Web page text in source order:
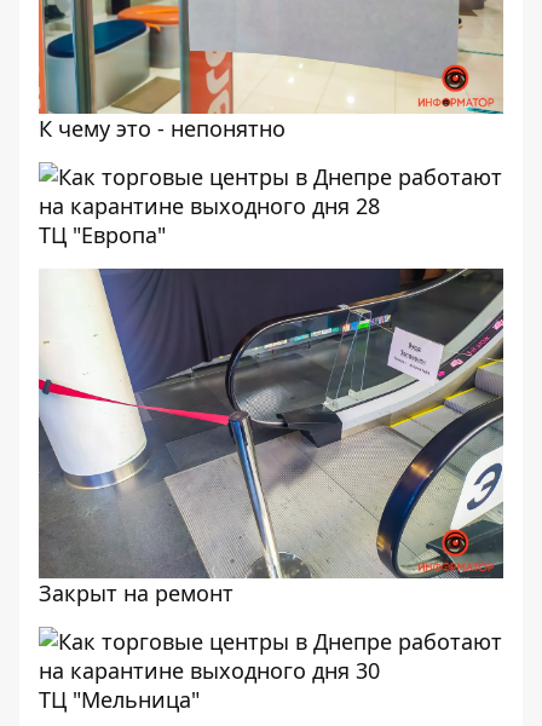
К чему это - непонятно
ТЦ "Европа"
Закрыт на ремонт
ТЦ "Мельница"